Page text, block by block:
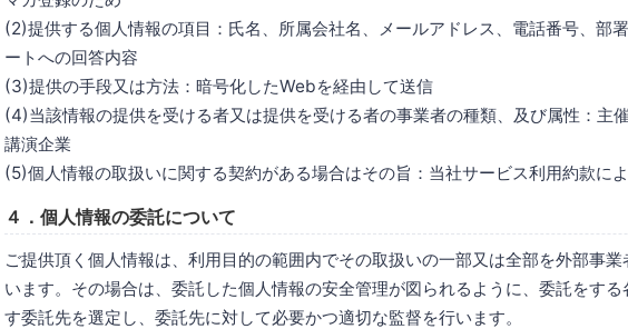
(2)提供する個人情報の項目：氏名、所属会社名、メールアドレス、電話番号、部
ートへの回答内容
(3)提供の手段又は方法：暗号化したWebを経由して送信
(4)当該情報の提供を受ける者又は提供を受ける者の事業者の種類、及び属性：主
講演企業
(5)個人情報の取扱いに関する契約がある場合はその旨：当社サービス利用約款に
４．個人情報の委託について
ご提供頂く個人情報は、利用目的の範囲内でその取扱いの一部又は全部を外部事
います。その場合は、委託した個人情報の安全管理が図られるように、委託をす
す委託先を選定し、委託先に対して必要かつ適切な監督を行います。